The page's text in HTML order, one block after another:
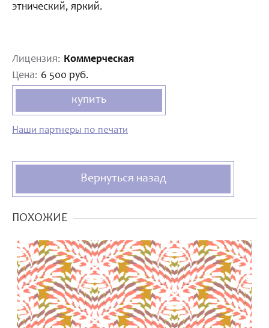
этнический, яркий.
Лицензия: Коммерческая
Цена: 6 500 руб.
купить
Наши партнеры по печати
Вернуться назад
ПОХОЖИЕ